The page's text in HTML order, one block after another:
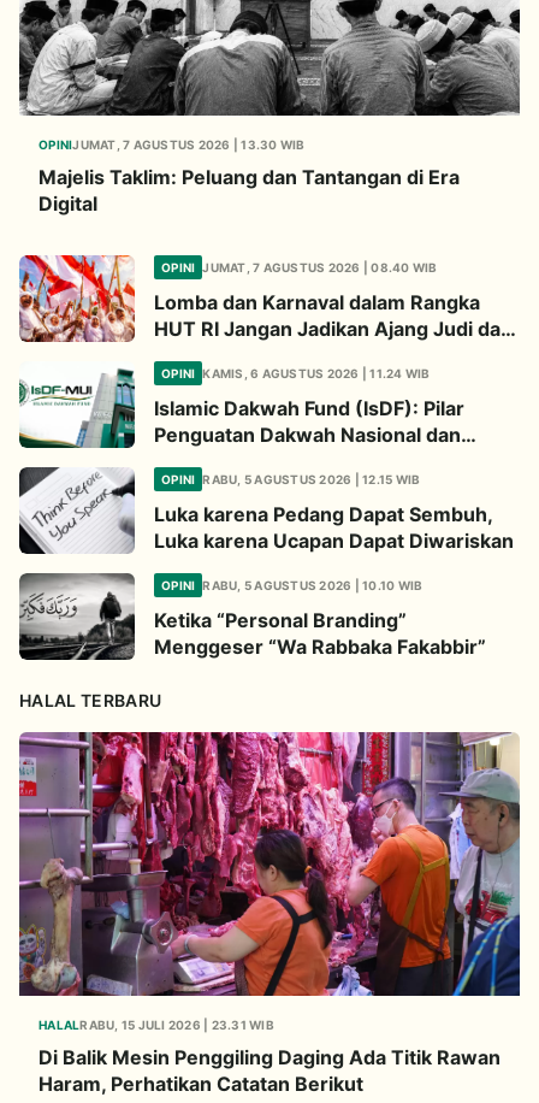
OPINIJUMAT, 7 AGUSTUS 2026 | 13.30 WIB
Majelis Taklim: Peluang dan Tantangan di Era
Digital
OPINI JUMAT, 7 AGUSTUS 2026 | 08.40 WIB
Lomba dan Karnaval dalam Rangka
HUT RI Jangan Jadikan Ajang Judi dan
Kampanye LGBT
OPINI KAMIS, 6 AGUSTUS 2026 | 11.24 WIB
Islamic Dakwah Fund (IsDF): Pilar
Penguatan Dakwah Nasional dan
Jembatan Kepedulian Umat Global
OPINI RABU, 5 AGUSTUS 2026 | 12.15 WIB
Luka karena Pedang Dapat Sembuh,
Luka karena Ucapan Dapat Diwariskan
OPINI RABU, 5 AGUSTUS 2026 | 10.10 WIB
Ketika “Personal Branding”
Menggeser “Wa Rabbaka Fakabbir”
HALAL TERBARU
HALALRABU, 15 JULI 2026 | 23.31 WIB
Di Balik Mesin Penggiling Daging Ada Titik Rawan
Haram, Perhatikan Catatan Berikut